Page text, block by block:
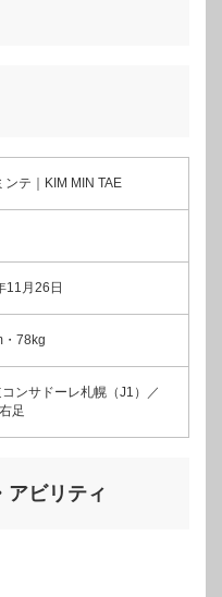
ンテ｜KIM MIN TAE
11月26日
・78kg
ンサドーレ札幌（J1）／
足
アビリティ